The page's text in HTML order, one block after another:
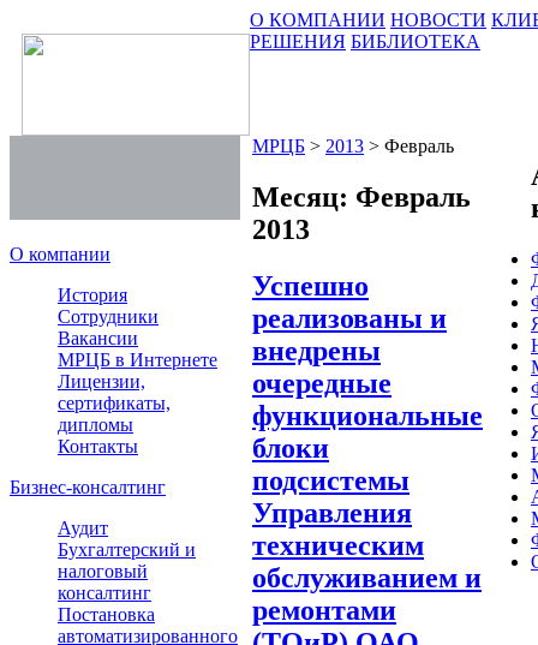
О КОМПАНИИ НОВОСТИ
РЕШЕНИЯ БИБЛИОТЕКА
О компании
История
Сотрудники
Вакансии
МРЦБ в Интернете
Лицензии,
сертификаты,
дипломы
Контакты
Бизнес-консалтинг
Аудит
Бухгалтерский и
налоговый
консалтинг
Постановка
автоматизированного
МРЦБ > 2013 > Февраль
Месяц: Февраль
2013
Успешно
реализованы и
внедрены
очередные
функциональные
блоки
подсистемы
Управления
техническим
обслуживанием и
ремонтами